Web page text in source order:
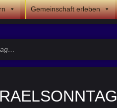
Gemeinschaft erleben